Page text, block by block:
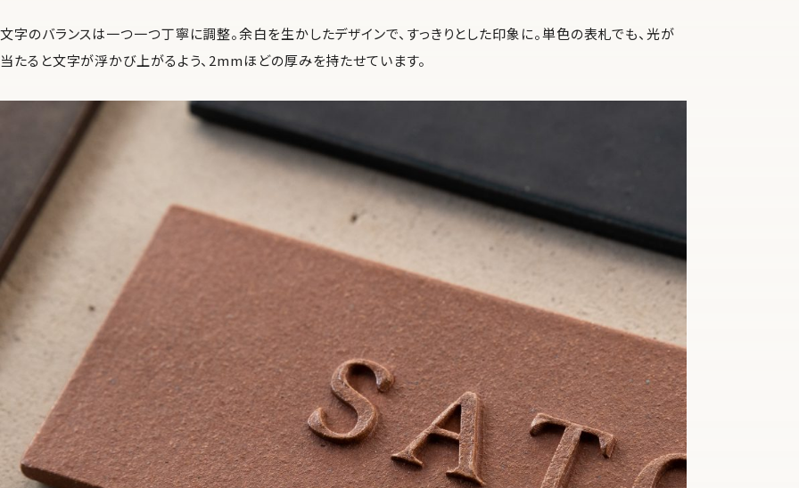
文字のバランスは一つ一つ丁寧に調整。余白を生かしたデザインで、すっきりとした印象に。単色の表札でも、光が
当たると文字が浮かび上がるよう、2mmほどの厚みを持たせています。